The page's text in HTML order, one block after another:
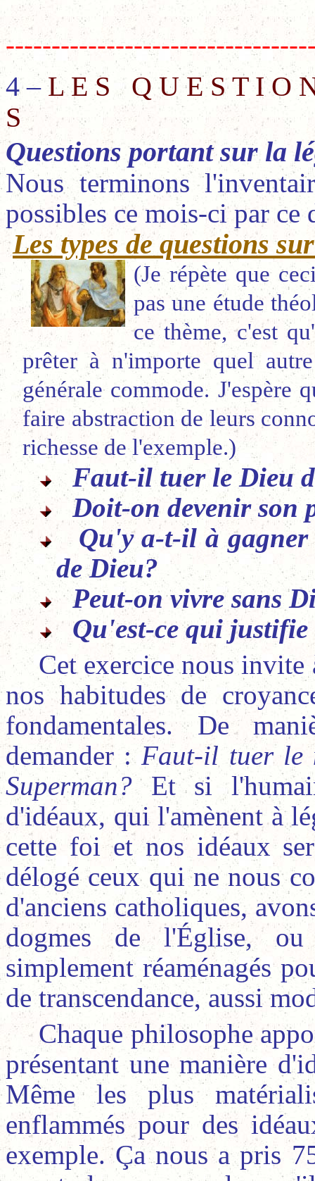
4 – L E S Q U E S T I O
S
Questions portant sur la
Nous terminons
possibles ce mois-ci par
Les types de questions
(Je répète que
pas une étude
ce thème, c'est
prêter à n'importe quel
générale commode. J'espère
faire abstraction de leurs
richesse de l'exemple.)
Faut-il tuer le Dieu
Doit-on devenir son
Qu'y a-t-il à
de Dieu?
Peut-on vivre sans
Qu'est-ce qui
Cet exercice nous invite
nos habitudes de
fondamentales. De
demander : Faut-il tuer le
Superman?Et si
d'idéaux, qui l'amènent à
cette foi et nos idéaux
délogé ceux qui ne nous
d'anciens catholiques,
dogmes de l'Église,
simplement réaménagés
de transcendance, aussi
Chaque philosophe
présentant une manière
Même les plus
enflammés pour des
exemple. Ça nous a pris